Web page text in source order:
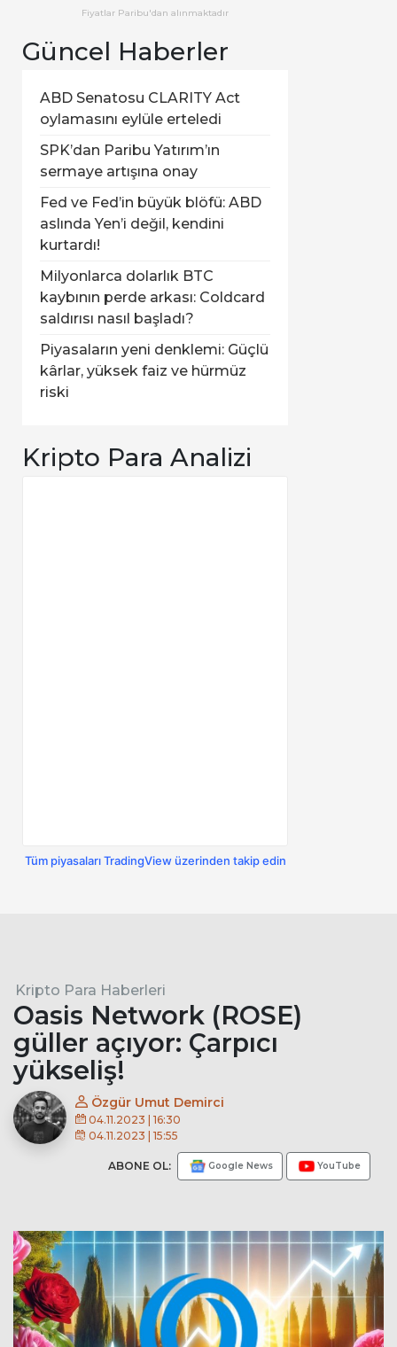
Fiyatlar Paribu'dan alınmaktadır
Güncel Haberler
ABD Senatosu CLARITY Act
oylamasını eylüle erteledi
SPK’dan Paribu Yatırım’ın
sermaye artışına onay
Fed ve Fed’in büyük blöfü: ABD
aslında Yen’i değil, kendini
kurtardı!
Milyonlarca dolarlık BTC
kaybının perde arkası: Coldcard
saldırısı nasıl başladı?
Piyasaların yeni denklemi: Güçlü
kârlar, yüksek faiz ve hürmüz
riski
Kripto Para Analizi
Tüm piyasaları TradingView üzerinden takip edin
Kripto Para Haberleri
Oasis Network (ROSE)
güller açıyor: Çarpıcı
yükseliş!
Özgür Umut Demirci
04.11.2023 | 16:30
04.11.2023 | 15:55
ABONE OL: Google News YouTube